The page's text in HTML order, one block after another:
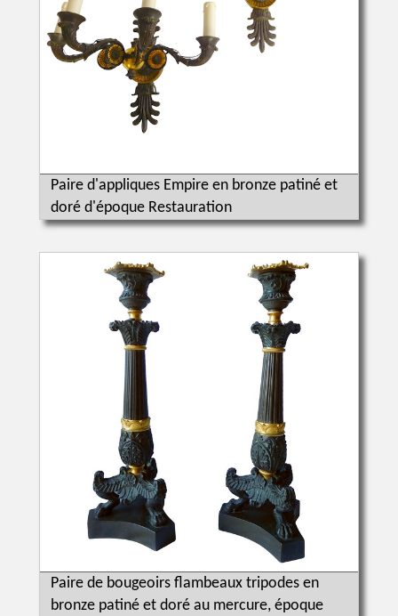
Paire d'appliques Empire en bronze patiné et
doré d'époque Restauration
Paire de bougeoirs flambeaux tripodes en
bronze patiné et doré au mercure, époque